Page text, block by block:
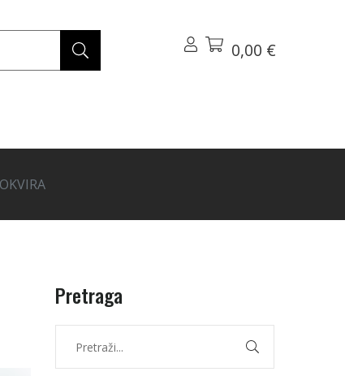
0,00 €
Pretraga